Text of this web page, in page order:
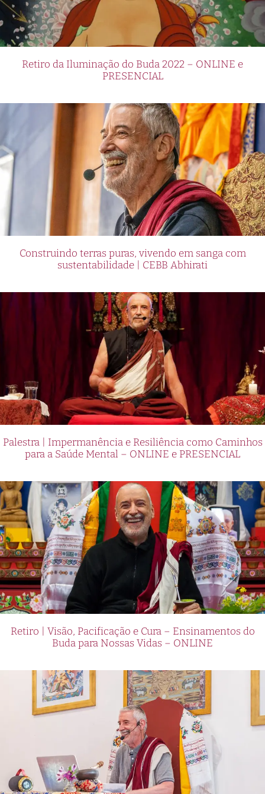
Retiro da Iluminação do Buda 2022 – ONLINE e
PRESENCIAL
Construindo terras puras, vivendo em sanga com
sustentabilidade | CEBB Abhirati
Palestra | Impermanência e Resiliência como Caminhos
para a Saúde Mental – ONLINE e PRESENCIAL
Retiro | Visão, Pacificação e Cura – Ensinamentos do
Buda para Nossas Vidas – ONLINE